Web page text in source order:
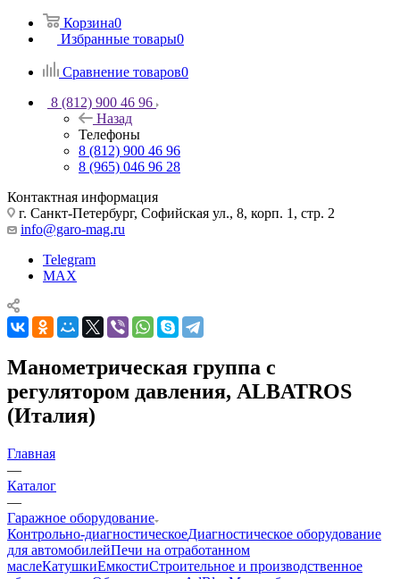
Корзина0
Избранные товары0
Сравнение товаров0
8 (812) 900 46 96
Назад
Телефоны
8 (812) 900 46 96
8 (965) 046 96 28
Контактная информация
г. Санкт-Петербург, Софийская ул., 8, корп. 1, стр. 2
info@garo-mag.ru
Telegram
MAX
Манометрическая группа с
регулятором давления, ALBATROS
(Италия)
Главная
—
Каталог
—
Гаражное оборудование
Контрольно-диагностическоеДиагностическое оборудование
для автомобилейПечи на отработанном
маслеКатушкиЕмкостиСтроительное и производственное